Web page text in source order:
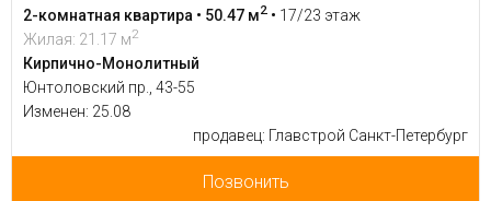
2-комнатная квартира • 50.47 м2 • 17/23 этаж
Жилая: 21.17 м2
Кирпично-Монолитный
Юнтоловский пр., 43-55
Изменен: 25.08
продавец: Главстрой Санкт-Петербург
Позвонить